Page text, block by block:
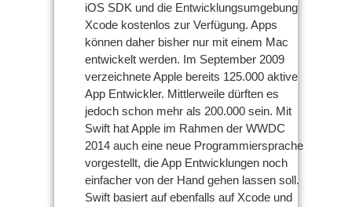
iOS SDK und die Entwicklungsumgebung
Xcode kostenlos zur Verfügung. Apps
können daher bisher nur mit einem Mac
entwickelt werden. Im September 2009
verzeichnete Apple bereits 125.000 aktive
App Entwickler. Mittlerweile dürften es
jedoch schon mehr als 200.000 sein. Mit
Swift hat Apple im Rahmen der WWDC
2014 auch eine neue Programmiersprache
vorgestellt, die App Entwicklungen noch
einfacher von der Hand gehen lassen soll.
Swift basiert auf ebenfalls auf Xcode und